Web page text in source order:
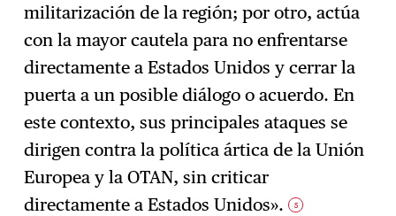
militarización de la región; por otro, actúa
con la mayor cautela para no enfrentarse
directamente a Estados Unidos y cerrar la
puerta a un posible diálogo o acuerdo. En
este contexto, sus principales ataques se
dirigen contra la política ártica de la Unión
Europea y la OTAN, sin criticar
directamente a Estados Unidos». 5